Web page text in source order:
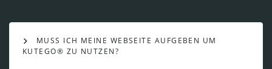
MUSS ICH MEINE WEBSEITE AUFGEBEN UM
KUTEGO® ZU NUTZEN?